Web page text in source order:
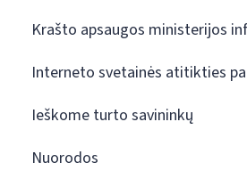
Krašto apsaugos ministerijos
Interneto svetainės atitikties
Ieškome turto savininkų
Nuorodos